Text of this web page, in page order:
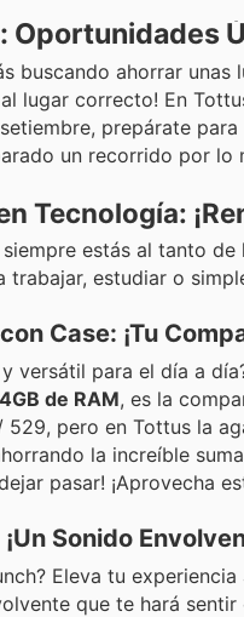
Oportunidades
buscando ahorrar
lugar correcto! En
prepárate
un recorrido por lo
Tecnología:
estás al tanto
trabajar, estudiar o
Case: ¡Tu
versátil para el día a
4GB de RAM, es la
529, pero en Tottus la
la increíble
pasar! ¡Aprovecha
Sonido
Eleva tu
que te hará